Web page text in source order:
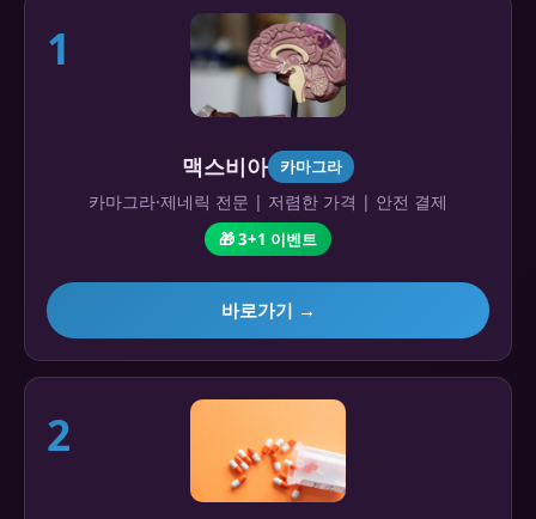
1
맥스비아 카마그라
카마그라·제네릭 전문 | 저렴한 가격 | 안전 결제
🎁 3+1 이벤트
바로가기 →
2